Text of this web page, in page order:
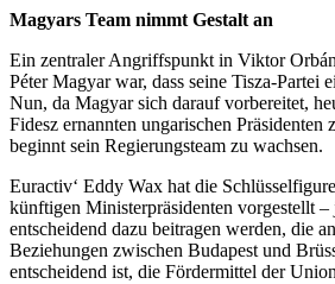
Magyars Team nimmt Gestalt an
Ein zentraler Angriffspunkt in Viktor
Péter Magyar war, dass seine Tisza-Partei
Nun, da Magyar sich darauf vorbereitet,
Fidesz ernannten ungarischen Präsidenten
beginnt sein Regierungsteam zu wachsen.
Euractiv‘ Eddy Wax hat die
künftigen Ministerpräsidenten vorgestellt –
entscheidend dazu beitragen werden, die
Beziehungen zwischen Budapest und
entscheidend ist, die Fördermittel der